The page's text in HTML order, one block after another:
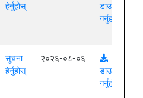
हेर्नुहोस्
डाउनलोड
गर्नुहोस्
सूचना
हेर्नुहोस्
२०२६-०८-०६
डाउनलोड
गर्नुहोस्